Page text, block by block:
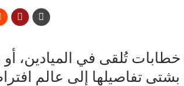
تُلقى في الميادين، أو
تفاصيلها إلى عالم